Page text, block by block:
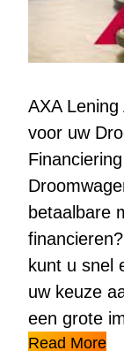
AXA
voor uw
betaalbare
kunt u snel
uw keuze
een grote
Read More